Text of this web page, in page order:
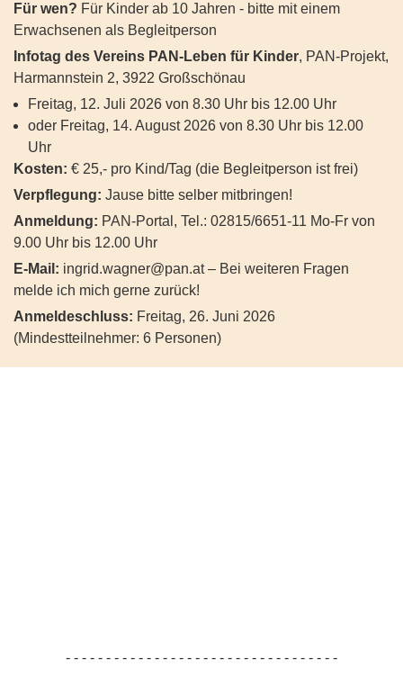
Für wen? Für Kinder ab 10 Jahren - bitte mit einem
Erwachsenen als Begleitperson
Infotag des Vereins PAN-Leben für Kinder, PAN-Projekt,
Harmannstein 2, 3922 Großschönau
Freitag, 12. Juli 2026 von 8.30 Uhr bis 12.00 Uhr
oder Freitag, 14. August 2026 von 8.30 Uhr bis 12.00
Uhr
Kosten: € 25,- pro Kind/Tag (die Begleitperson ist frei)
Verpflegung: Jause bitte selber mitbringen!
Anmeldung: PAN-Portal, Tel.: 02815/6651-11 Mo-Fr von
9.00 Uhr bis 12.00 Uhr
E-Mail: ingrid.wagner@pan.at– Bei weiteren Fragen
melde ich mich gerne zurück!
Anmeldeschluss: Freitag, 26. Juni 2026
(Mindestteilnehmer: 6 Personen)
- - - - - - - - - - - - - - - - - - - - - - - - - - - - - - - - - -